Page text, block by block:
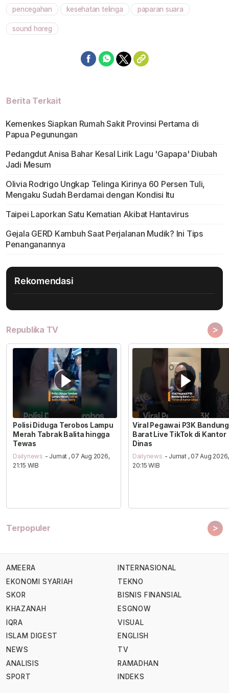
pencegahan kesehatan telinga paparan suara
sound horeg
Berita Terkait
Kemenkes Siapkan Rumah Sakit Provinsi Pertama di
Papua Pegunungan
Pedangdut Anisa Bahar Kesal Lirik Lagu 'Gapapa' Diubah
Jadi Mesum
Olivia Rodrigo Ungkap Telinga Kirinya 60 Persen Tuli,
Mengaku Sudah Berdamai dengan Kondisi Itu
Taipei Laporkan Satu Kematian Akibat Hantavirus
Gejala GERD Kambuh Saat Perjalanan Mudik? Ini Tips
Penanganannya
Rekomendasi
Republika TV >
Polisi Diduga Terobos Lampu
Merah Tabrak Balita hingga
Tewas
Dailynews - Jumat , 07 Aug 2026,
21:15 WIB
Viral Pegawai P3K Bandung
Barat Live TikTok di Kantor
Dinas
Dailynews - Jumat , 07 Aug 2026,
20:15 WIB
Terpopuler >
AMEERA
EKONOMI SYARIAH
SKOR
KHAZANAH
IQRA
ISLAM DIGEST
NEWS
ANALISIS
SPORT
INTERNASIONAL
TEKNO
BISNIS FINANSIAL
ESGNOW
VISUAL
ENGLISH
TV
RAMADHAN
INDEKS